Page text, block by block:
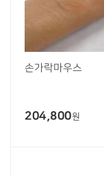
손가락마우스
204,800원